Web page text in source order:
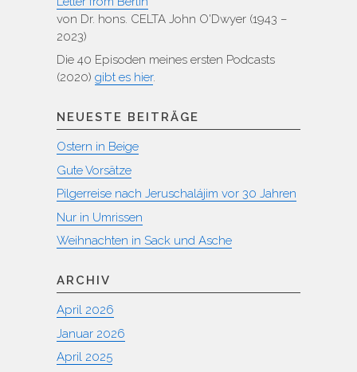
von Dr. hons. CELTA John O'Dwyer (1943 –
2023)
Die 40 Episoden meines ersten Podcasts
(2020) gibt es hier.
NEUESTE BEITRÄGE
Ostern in Beige
Gute Vorsätze
Pilgerreise nach Jeruschalájim vor 30 Jahren
Nur in Umrissen
Weihnachten in Sack und Asche
ARCHIV
April 2026
Januar 2026
April 2025